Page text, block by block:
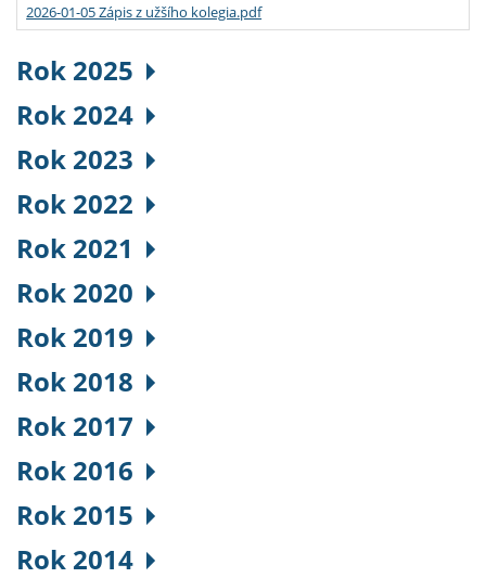
2026-01-05 Zápis z užšího kolegia.pdf
Rok 2025
Rok 2024
Rok 2023
Rok 2022
Rok 2021
Rok 2020
Rok 2019
Rok 2018
Rok 2017
Rok 2016
Rok 2015
Rok 2014